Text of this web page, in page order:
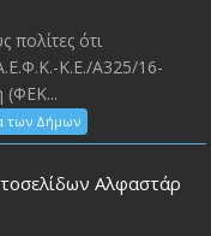
πολίτες ότι
Κ.Ε./Α325/16-
(ΦΕΚ...
των Δήμων
Αλφαστάρ